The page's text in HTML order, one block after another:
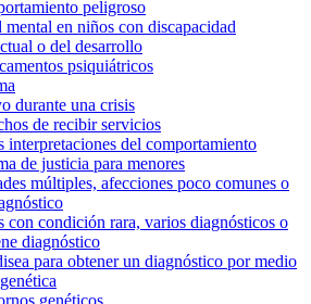
peligroso
mental en niños con discapacidad
o del desarrollo
psiquiátricos
durante una crisis
de recibir servicios
interpretaciones del comportamiento
de justicia para menores
múltiples, afecciones poco comunes o
con condición rara, varios diagnósticos o
diagnóstico
para obtener un diagnóstico por medio
genéticos